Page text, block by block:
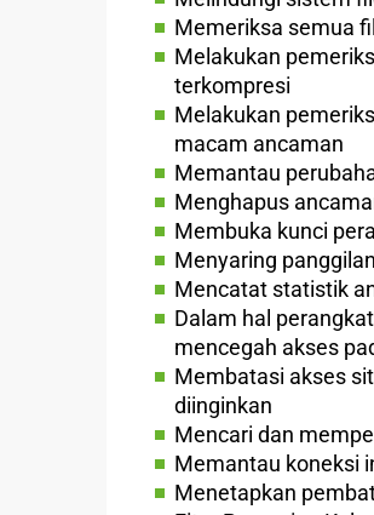
Memeriksa semua
Melakukan
terkompresi
Melakukan
macam ancaman
Memantau
Menghapus
Membuka kunci
Menyaring
Mencatat statistik
Dalam hal
mencegah akses
Membatasi akses
diinginkan
Mencari dan
Memantau koneksi
Menetapkan